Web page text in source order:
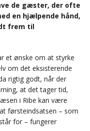
de gæster, der ofte
en hjælpende hånd,
frem til
et ønske om at styrke
om det eksisterende
rigtig godt, når der
at det tager tid,
i Ribe kan være
førsteindsatsen – som
for – fungerer